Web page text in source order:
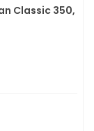
Classic 350,